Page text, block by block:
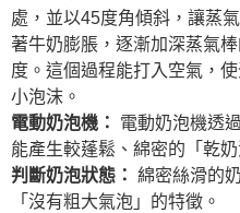
處，並以45度角傾斜，讓蒸
著牛奶膨脹，逐漸加深蒸氣
度。這個過程能打入空氣，
小泡沫。
電動奶泡機：
電動奶泡機透
能產生較蓬鬆、綿密的「乾
判斷奶泡狀態： 綿密絲滑的
「沒有粗大氣泡」的特徵。